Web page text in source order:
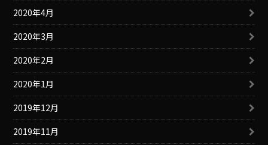
2020年4月
2020年3月
2020年2月
2020年1月
2019年12月
2019年11月